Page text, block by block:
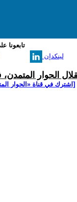
تابعونا
لينكدإن
الحوار
[اشترك في قناة ‫«الحوار